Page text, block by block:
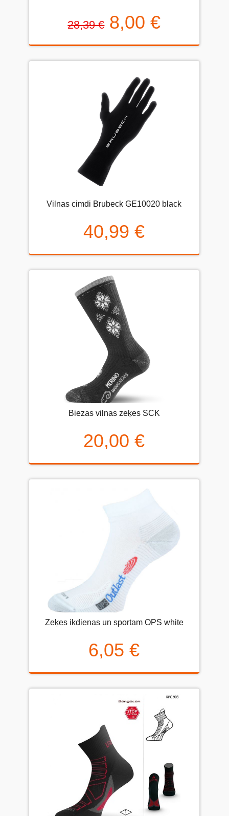
28,39 € 8,00 €
Vilnas cimdi Brubeck GE10020 black
40,99 €
Biezas vilnas zeķes SCK
20,00 €
Zeķes ikdienas un sportam OPS white
6,05 €